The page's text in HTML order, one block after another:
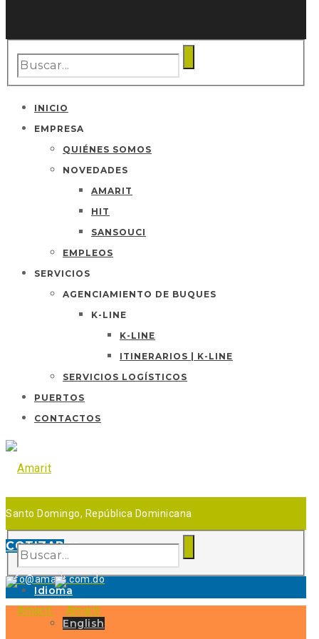
INICIO
EMPRESA
QUIÉNES SOMOS
NOVEDADES
AMARIT
HIT
SANSOUCI
EMPLEOS
SERVICIOS
AGENCIAMIENTO DE BUQUES
K-LINE
K-LINE
ITINERARIOS | K-LINE
SERVICIOS LOGÍSTICOS
PUERTOS
CONTACTOS
Santo Domingo, República Dominicana
+18095396339
info@amarit.com.do
COTIZAR
Idioma
English